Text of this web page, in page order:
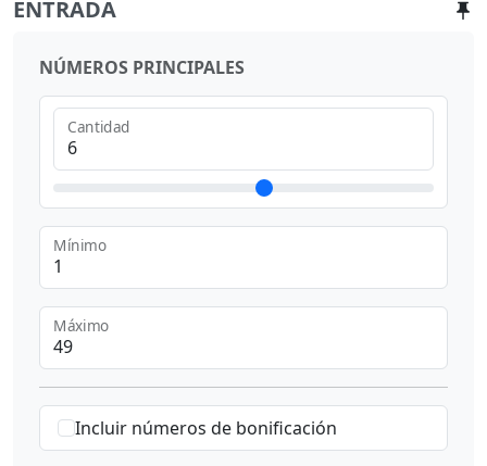
ENTRADA
NÚMEROS PRINCIPALES
Cantidad
Mínimo
Máximo
Incluir números de bonificación